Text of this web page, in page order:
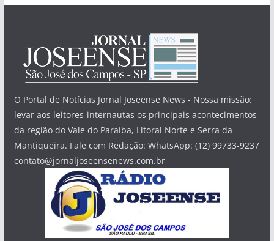
O Portal de Notícias Jornal Joseense News - Nossa missão:
levar aos leitores-internautas os principais acontecimentos
da região do Vale do Paraíba, Litoral Norte e Serra da
Mantiqueira. Fale com Redação: WhatsApp: (12) 99733-9237
contato@jornaljoseensenews.com.br